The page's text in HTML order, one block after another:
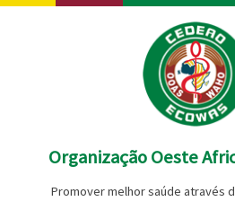
Passar
Organização Oeste
Promover melhor saúde através